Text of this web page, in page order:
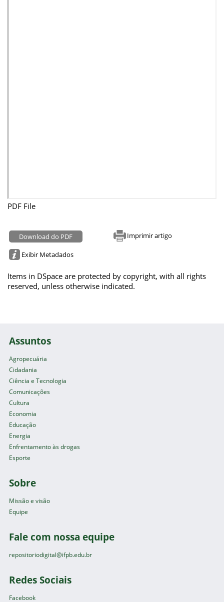
PDF File
Download do PDF Imprimir artigo
Exibir Metadados
Items in DSpace are protected by copyright, with all rights
reserved, unless otherwise indicated.
Assuntos
Agropecuária
Cidadania
Ciência e Tecnologia
Comunicações
Cultura
Economia
Educação
Energia
Enfrentamento às drogas
Esporte
Sobre
Missão e visão
Equipe
Fale com nossa equipe
repositoriodigital@ifpb.edu.br
Redes Sociais
Facebook